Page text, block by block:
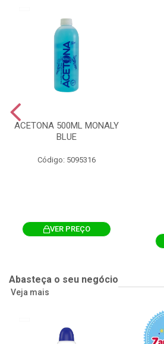
ACETONA 500ML MONALY
BLUE
Código: 5095316
VER PREÇO
Abasteça o seu negócio
Veja mais